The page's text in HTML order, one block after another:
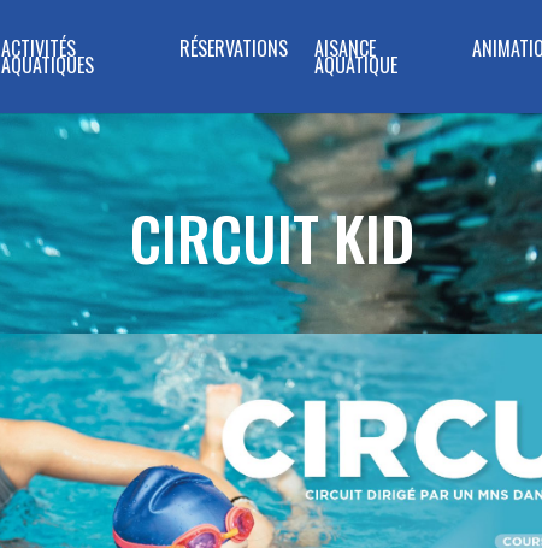
ACTIVITÉS
AQUATIQUES
RÉSERVATIONS AISANCE
AQUATIQUE
CIRCUIT KID